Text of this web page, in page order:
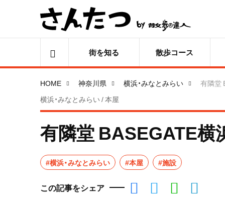
街を知る 散歩コース
HOME 神奈川県 横浜・みなとみらい
有隣堂
横浜・みなとみらい / 本屋
有隣堂 BASEGATE横
#横浜・みなとみらい #本屋 #施設
この記事をシェア